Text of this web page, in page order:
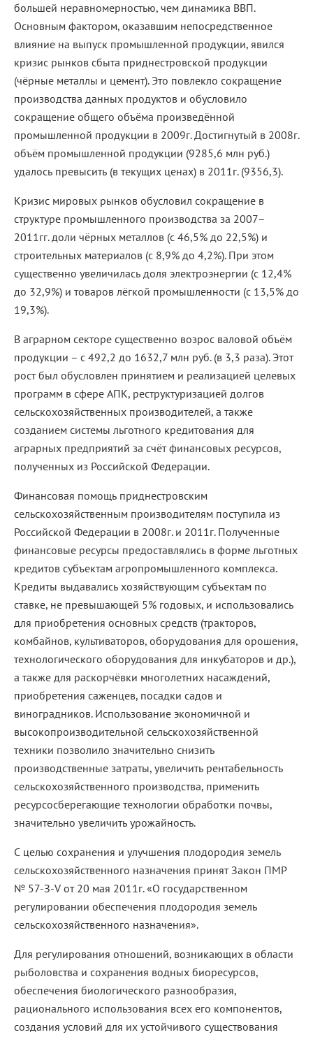
большей неравномерностью, чем динамика ВВП.
Основным фактором, оказавшим непосредственное
влияние на выпуск промышленной продукции, явился
кризис рынков сбыта приднестровской продукции
(чёрные металлы и цемент). Это повлекло сокращение
производства данных продуктов и обусловило
сокращение общего объёма произведённой
промышленной продукции в 2009г. Достигнутый в 2008г.
объём промышленной продукции (9285,6 млн руб.)
удалось превысить (в текущих ценах) в 2011г. (9356,3).
Кризис мировых рынков обусловил сокращение в
структуре промышленного производства за 2007–
2011гг. доли чёрных металлов (с 46,5% до 22,5%) и
строительных материалов (с 8,9% до 4,2%). При этом
существенно увеличилась доля электроэнергии (с 12,4%
до 32,9%) и товаров лёгкой промышленности (с 13,5% до
19,3%).
В аграрном секторе существенно возрос валовой объём
продукции – с 492,2 до 1632,7 млн руб. (в 3,3 раза). Этот
рост был обусловлен принятием и реализацией целевых
программ в сфере АПК, реструктуризацией долгов
сельскохозяйственных производителей, а также
созданием системы льготного кредитования для
аграрных предприятий за счёт финансовых ресурсов,
полученных из Российской Федерации.
Финансовая помощь приднестровским
сельскохозяйственным производителям поступила из
Российской Федерации в 2008г. и 2011г. Полученные
финансовые ресурсы предоставлялись в форме льготных
кредитов субъектам агропромышленного комплекса.
Кредиты выдавались хозяйствующим субъектам по
ставке, не превышающей 5% годовых, и использовались
для приобретения основных средств (тракторов,
комбайнов, культиваторов, оборудования для орошения,
технологического оборудования для инкубаторов и др.),
а также для раскорчёвки многолетних насаждений,
приобретения саженцев, посадки садов и
виноградников. Использование экономичной и
высокопроизводительной сельскохозяйственной
техники позволило значительно снизить
производственные затраты, увеличить рентабельность
сельскохозяйственного производства, применить
ресурсосберегающие технологии обработки почвы,
значительно увеличить урожайность.
С целью сохранения и улучшения плодородия земель
сельскохозяйственного назначения принят Закон ПМР
№ 57-З-V от 20 мая 2011г. «О государственном
регулировании обеспечения плодородия земель
сельскохозяйственного назначения».
Для регулирования отношений, возникающих в области
рыболовства и сохранения водных биоресурсов,
обеспечения биологического разнообразия,
рационального использования всех его компонентов,
создания условий для их устойчивого существования